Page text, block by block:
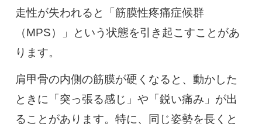
走性が失われると「筋膜性疼痛症候群
（MPS）」という状態を引き起こすことがあ
ります。
肩甲骨の内側の筋膜が硬くなると、動かした
ときに「突っ張る感じ」や「鋭い痛み」が出
ることがあります。特に、同じ姿勢を長くと